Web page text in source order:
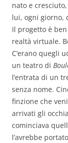
nato e
lui, ogni giorno,
Il progetto è
realtà virtuale.
C’erano quegli
un teatro di
l’entrata di un
senza nome.
finzione che
arrivati gli
cominciava
l’avrebbe